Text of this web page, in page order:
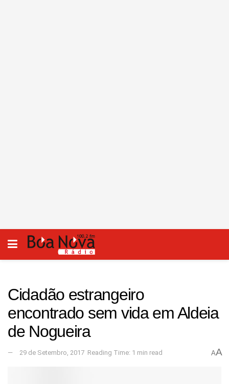
Cidadão estrangeiro
encontrado sem vida em Aldeia
de Nogueira
29 de Setembro, 2017 Reading Time: 1 min read AA